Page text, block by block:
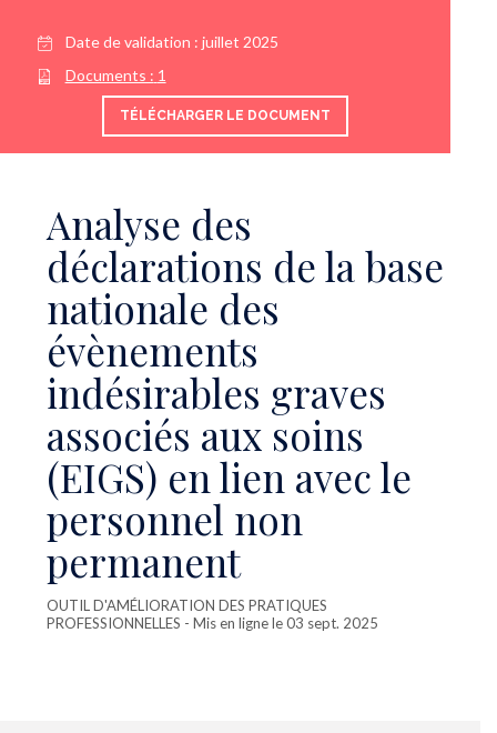
Date de validation : juillet 2025
Documents : 1
TÉLÉCHARGER LE DOCUMENT
Analyse des
déclarations de la base
nationale des
évènements
indésirables graves
associés aux soins
(EIGS) en lien avec le
personnel non
permanent
OUTIL D'AMÉLIORATION DES PRATIQUES
PROFESSIONNELLES - Mis en ligne le 03 sept. 2025